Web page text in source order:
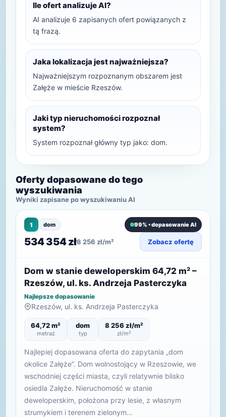
Ile ofert analizuje AI?
AI analizuje 6 zapisanych ofert powiązanych z
tą frazą.
Jaka lokalizacja jest najważniejsza?
Najważniejszym rozpoznanym obszarem jest
Załęże w mieście Rzeszów.
Jaki typ nieruchomości rozpoznał
system?
System rozpoznał główny typ jako: dom.
Oferty dopasowane do tego
wyszukiwania
Wyniki zapisane po wyszukiwaniu AI
1 dom 99% • dopasowanie AI
534 354 zł8 256 zł/m² Zobacz ofertę
Dom w stanie deweloperskim 64,72 m² –
Rzeszów, ul. ks. Andrzeja Pasterczyka
Najlepsze dopasowanie
Rzeszów, ul. ks. Andrzeja Pasterczyka
64,72 m²
metraż
dom
typ
8 256 zł/m²
zł/m²
Najlepiej dopasowana oferta do zapytania „dom
okolice Załęże”. Dom wolnostojący w Rzeszowie, we
wschodniej części miasta, czyli relatywnie blisko
osiedla Załęże. Nieruchomość w stanie
deweloperskim, położona przy lesie, z własnym
strumykiem i terenem zielonym…